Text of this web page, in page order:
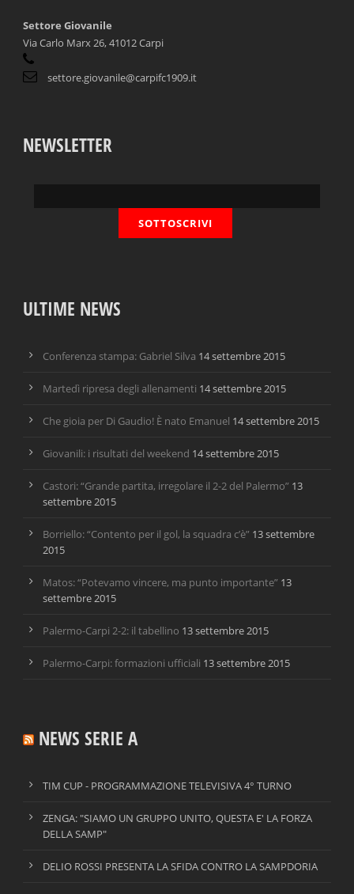
Settore Giovanile
Via Carlo Marx 26, 41012 Carpi
settore.giovanile@carpifc1909.it
NEWSLETTER
ULTIME NEWS
Conferenza stampa: Gabriel Silva 14 settembre 2015
Martedì ripresa degli allenamenti 14 settembre 2015
Che gioia per Di Gaudio! È nato Emanuel 14 settembre 2015
Giovanili: i risultati del weekend 14 settembre 2015
Castori: “Grande partita, irregolare il 2-2 del Palermo” 13
settembre 2015
Borriello: “Contento per il gol, la squadra c’è” 13 settembre
2015
Matos: “Potevamo vincere, ma punto importante” 13
settembre 2015
Palermo-Carpi 2-2: il tabellino 13 settembre 2015
Palermo-Carpi: formazioni ufficiali 13 settembre 2015
NEWS SERIE A
TIM CUP - PROGRAMMAZIONE TELEVISIVA 4° TURNO
ZENGA: "SIAMO UN GRUPPO UNITO, QUESTA E' LA FORZA
DELLA SAMP"
DELIO ROSSI PRESENTA LA SFIDA CONTRO LA SAMPDORIA